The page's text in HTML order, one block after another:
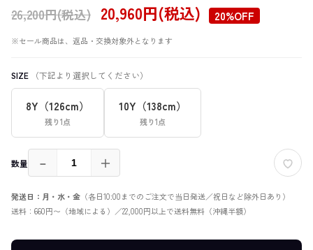
26,200円(税込) 20,960円(税込) 20%OFF
※セール商品は、返品・交換対象外となります
SIZE （下記より選択してください）
8Y（126cm）
残り1点
10Y（138cm）
残り1点
数量 － ＋
発送日：月・水・金 （各日10:00までのご注文で当日発送／祝日など除外日あり）
送料：660円〜（地域による）／22,000円以上で送料無料（沖縄半額）